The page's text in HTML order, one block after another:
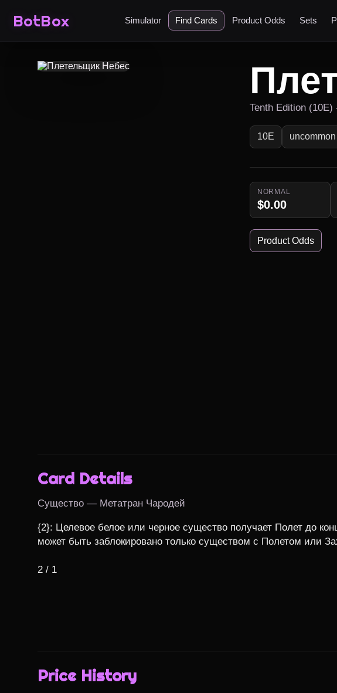
BotBox Simulator Find Cards Product Odds Sets
Tenth Edition
10E uncommon
NORMAL
$0.00
Product Odds
Card Details
Существо — Метатран Чародей
{2}: Целевое белое или черное существо получает Полет до
может быть заблокировано только существом с Полетом или
2 / 1
Price History